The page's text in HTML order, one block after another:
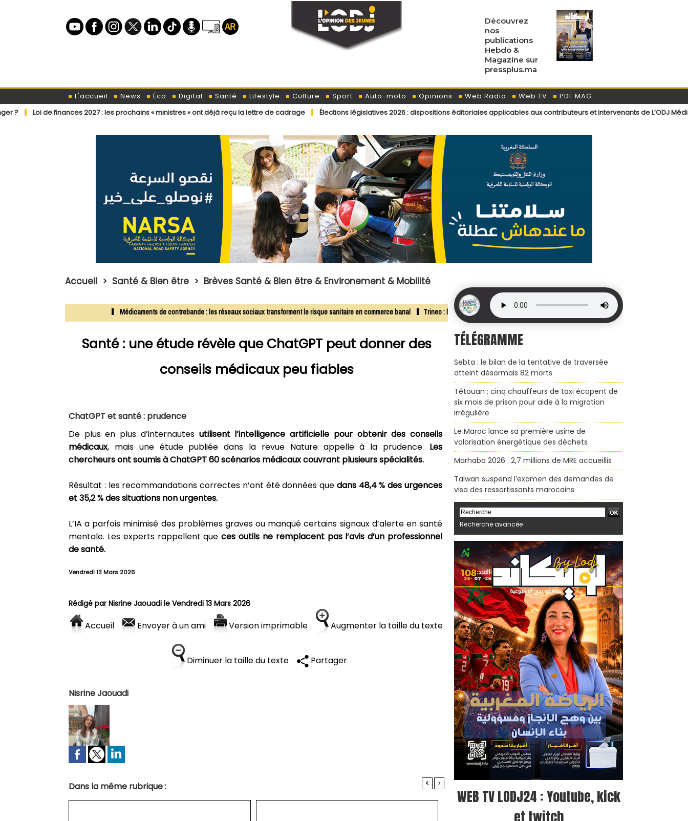
Découvrez
nos
publications
Hebdo &
Magazine sur
pressplus.ma
L'accueil News Éco Digital Santé Lifestyle Culture Sport Auto-moto Opinions Web Radio Web TV
PDF MAG
finances 2027 : les prochains « ministres » ont déjà reçu la lettre de cadrage
Élections législatives 2026 : dispositions éditoriales applicables aux contributeurs et intervenants de L’ODJ Média
Accueil > Santé & Bien être > Brèves Santé & Bien être & Environement & Mobilité
Médicaments de contrebande : les réseaux sociaux transforment le risque sanitaire en commerce banal ​Trineo : l’ustensile de cuisine marocain qui veut monter en gamme Hôpitaux intelligents :
Santé : une étude révèle que ChatGPT peut donner des
conseils médicaux peu fiables
ChatGPT et santé : prudence
De plus en plus d’internautesutilisent l’intelligence artificielle pour obtenir des conseils
médicaux, mais une étude publiée dans la revue Nature appelle à la prudence. Les
chercheurs ont soumis à ChatGPT 60 scénarios médicaux couvrant plusieurs spécialités.
Résultat : les recommandations correctes n’ont été données que dans 48,4 % des urgences
et 35,2 % des situations non urgentes.
L’IA a parfois minimisé des problèmes graves ou manqué certains signaux d’alerte en santé
mentale. Les experts rappellent queces outils ne remplacent pas l’avis d’un professionnel
de santé.
Vendredi 13 Mars 2026
Rédigé parNisrine Jaouadi le Vendredi 13 Mars 2026
Accueil Envoyer à un ami Version imprimable Augmenter la taille du texte
Diminuer la taille du texte Partager
Nisrine Jaouadi
Dans la même rubrique : < >
TÉLÉGRAMME
Sebta : le bilan de la tentative de traversée
atteint désormais 82 morts
Tétouan : cinq chauffeurs de taxi écopent de
six mois de prison pour aide à la migration
irrégulière
Le Maroc lance sa première usine de
valorisation énergétique des déchets
Marhaba 2026 : 2,7 millions de MRE accueillis
Taïwan suspend l’examen des demandes de
visa des ressortissants marocains
Recherche avancée
WEB TV LODJ24 : Youtube, kick
et twitch